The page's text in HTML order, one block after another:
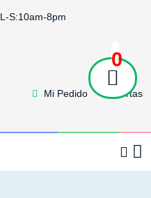
L-S:10am-8pm
Mi Pedido Ofertas
0